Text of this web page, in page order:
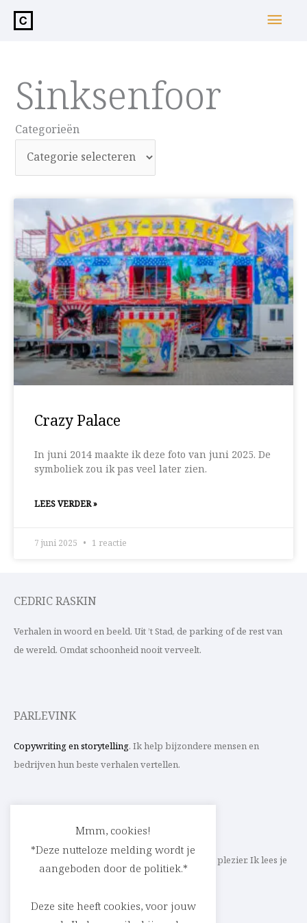
inhoud
Sinksenfoor
Categorieën
Categorieën
Crazy Palace
In juni 2014 maakte ik deze foto van juni 2025. De
symboliek zou ik pas veel later zien.
LEES VERDER »
7 juni 2025 1 reactie
CEDRIC RASKIN
Verhalen in woord en beeld. Uit ’t Stad, de parking of de rest van
de wereld. Omdat schoonheid nooit verveelt.
PARLEVINK
Copywriting en storytelling. Ik help bijzondere mensen en
bedrijven hun beste verhalen vertellen.
Schrijf ik straks mee aan jouw verhaal? Met veel plezier. Ik lees je
heel graag op
cedric@parlevink.be
Mmm, cookies!
*Deze nutteloze melding wordt je
aangeboden door de politiek.*
Deze site heeft cookies, voor jouw